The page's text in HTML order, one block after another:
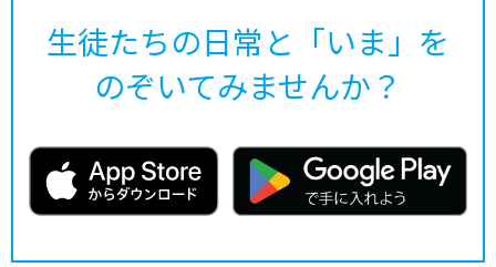
生徒たちの日常と「いま」を
のぞいてみませんか？